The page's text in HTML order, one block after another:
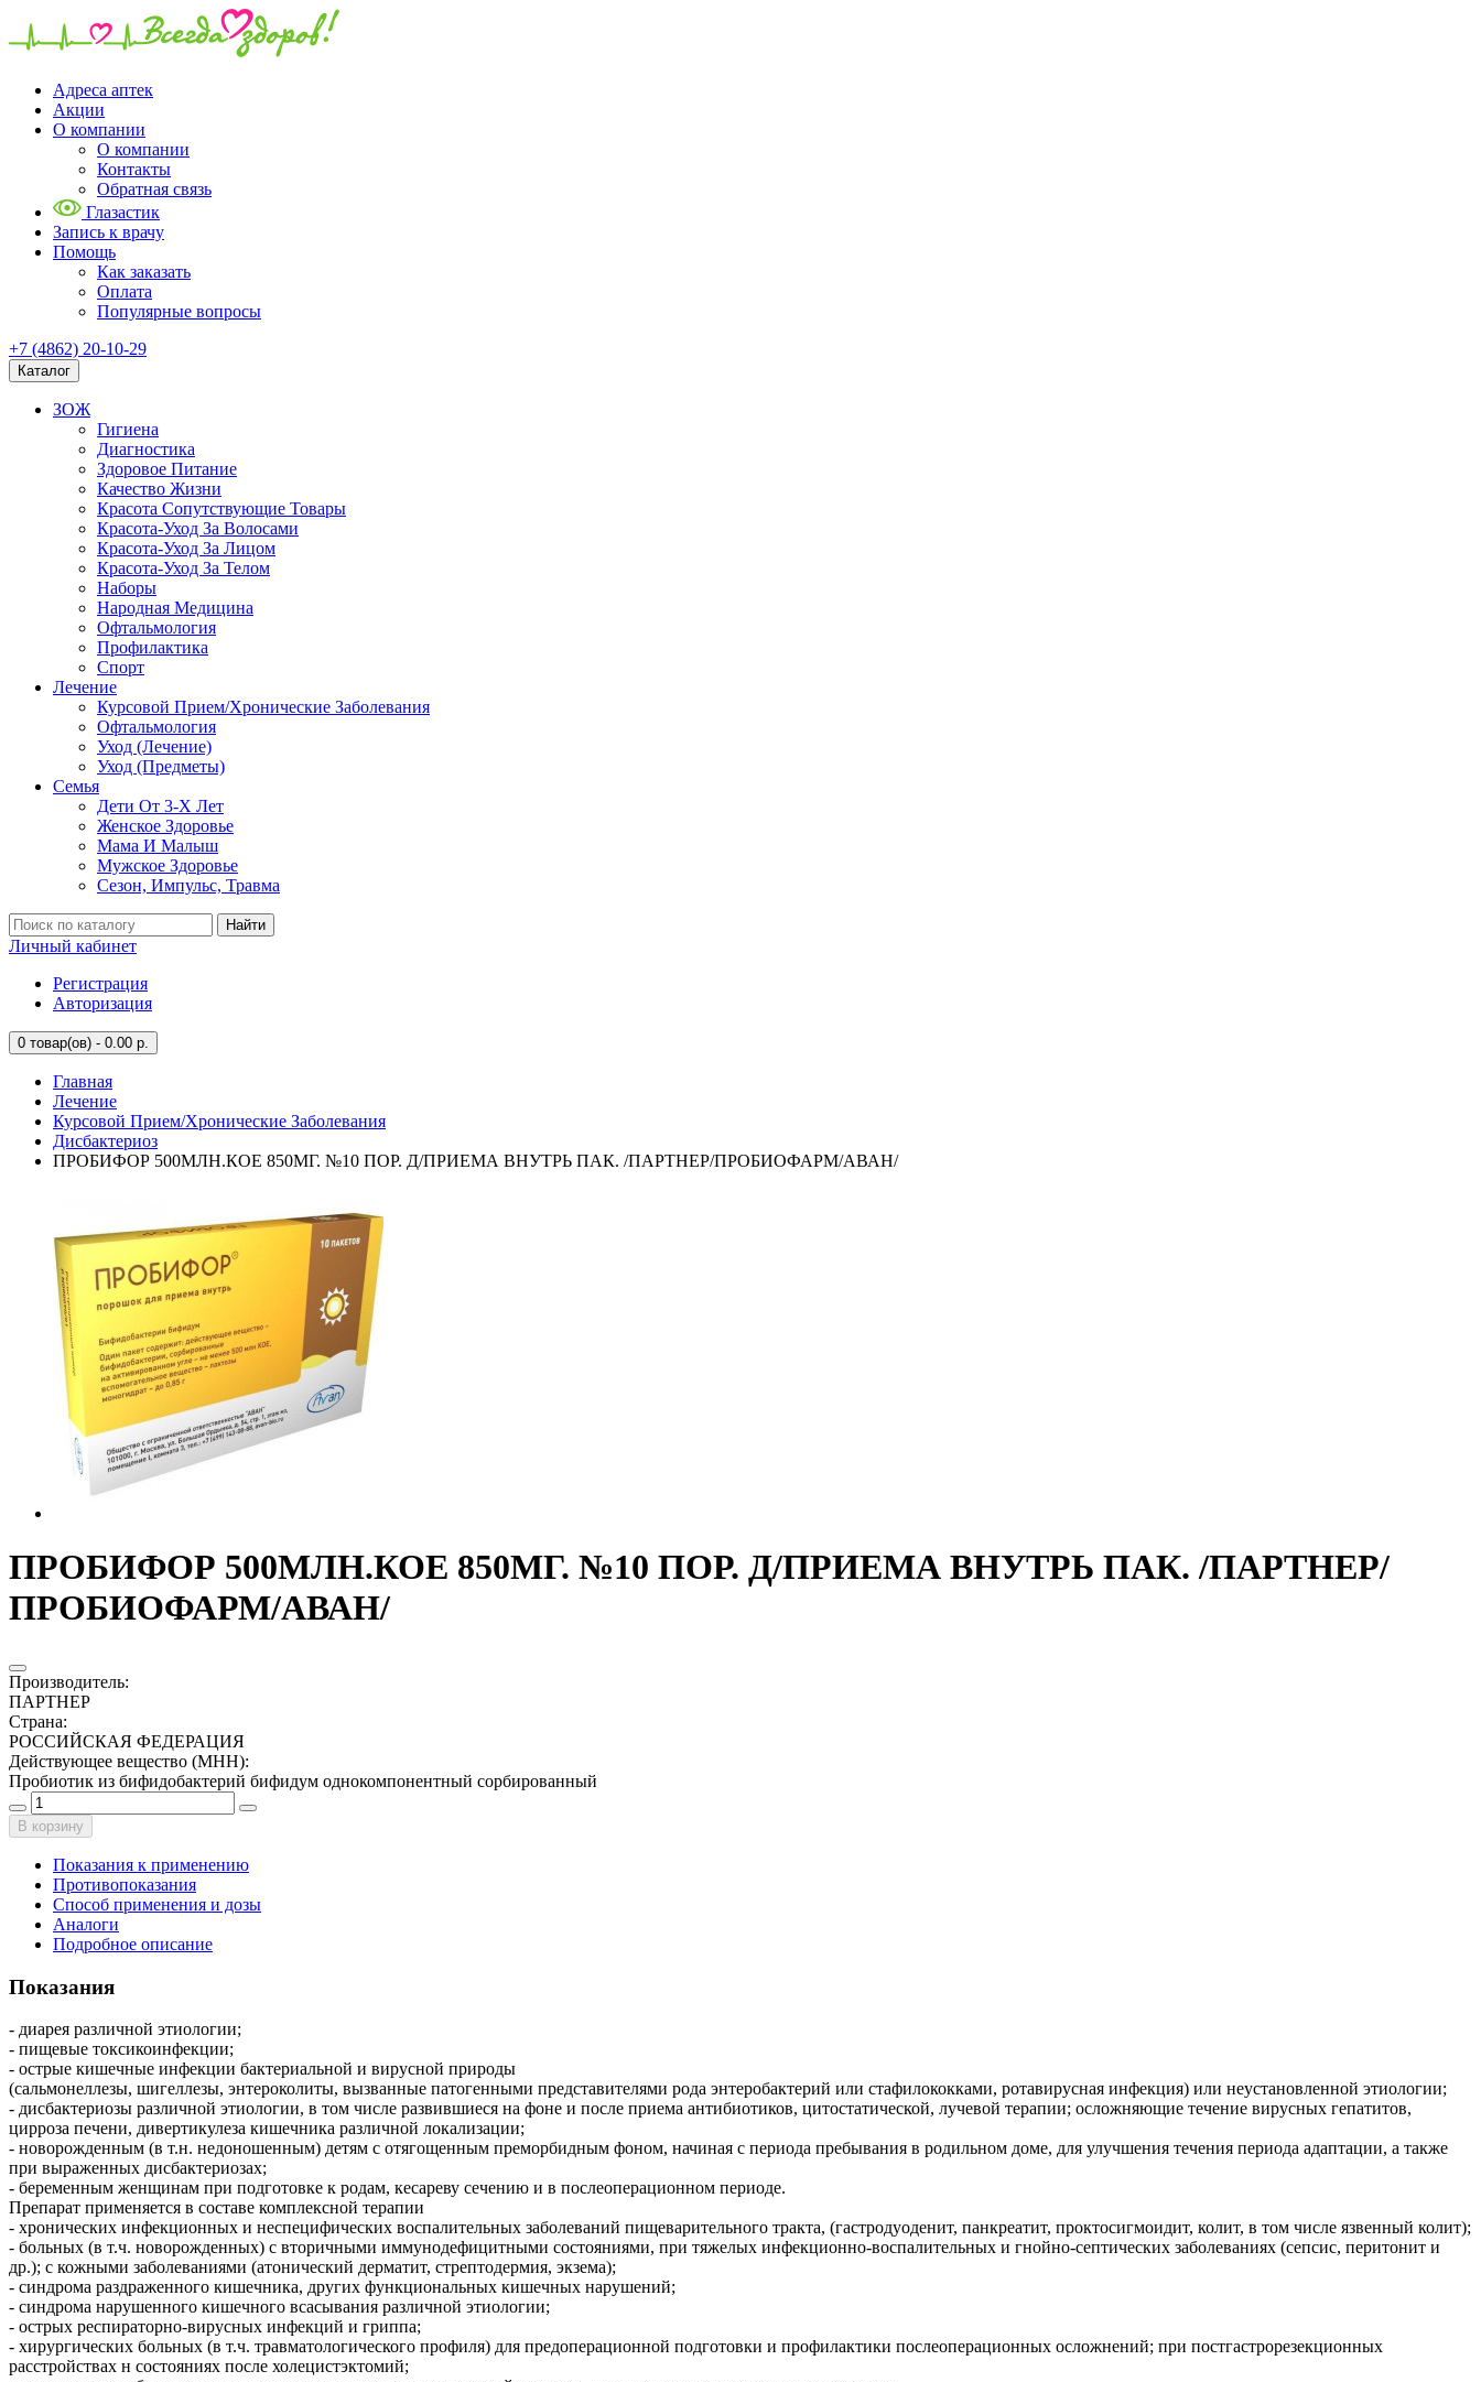
Адреса аптек
Акции
О компании
О компании
Контакты
Обратная связь
Глазастик
Запись к врачу
Помощь
Как заказать
Оплата
Популярные вопросы
+7 (4862) 20-10-29
Каталог
ЗОЖ
Гигиена
Диагностика
Здоровое Питание
Качество Жизни
Красота Сопутствующие Товары
Красота-Уход За Волосами
Красота-Уход За Лицом
Красота-Уход За Телом
Наборы
Народная Медицина
Офтальмология
Профилактика
Спорт
Лечение
Курсовой Прием/Хронические Заболевания
Офтальмология
Уход (Лечение)
Уход (Предметы)
Семья
Дети От 3-Х Лет
Женское Здоровье
Мама И Малыш
Мужское Здоровье
Сезон, Импульс, Травма
Найти
Личный кабинет
Регистрация
Авторизация
0 товар(ов) - 0.00 р.
Главная
Лечение
Курсовой Прием/Хронические Заболевания
Дисбактериоз
ПРОБИФОР 500МЛН.КОЕ 850МГ. №10 ПОР. Д/ПРИЕМА ВНУТРЬ ПАК. /ПАРТНЕР/ПРОБИОФАРМ/АВАН/
ПРОБИФОР 500МЛН.КОЕ 850МГ. №10 ПОР. Д/ПРИЕМА ВНУТРЬ ПАК. /ПАРТНЕР/
ПРОБИОФАРМ/АВАН/
Производитель:
ПАРТНЕР
Страна:
РОССИЙСКАЯ ФЕДЕРАЦИЯ
Действующее вещество (МНН):
Пробиотик из бифидобактерий бифидум однокомпонентный сорбированный
В корзину
Показания к применению
Противопоказания
Способ применения и дозы
Аналоги
Подробное описание
Показания
- диарея различной этиологии;
- пищевые токсикоинфекции;
- острые кишечные инфекции бактериальной и вирусной природы
(сальмонеллезы, шигеллезы, энтероколиты, вызванные патогенными представителями рода энтеробактерий или стафилококками, ротавирусная инфекция) или неустановленной этиологии;
- дисбактериозы различной этиологии, в том числе развившиеся на фоне и после приема антибиотиков, цитостатической, лучевой терапии; осложняющие течение вирусных гепатитов,
цирроза печени, дивертикулеза кишечника различной локализации;
- новорожденным (в т.н. недоношенным) детям с отягощенным преморбидным фоном, начиная с периода пребывания в родильном доме, для улучшения течения периода адаптации, а также
при выраженных дисбактериозах;
- беременным женщинам при подготовке к родам, кесареву сечению и в послеоперационном периоде.
Препарат применяется в составе комплексной терапии
- хронических инфекционных и неспецифических воспалительных заболеваний пищеварительного тракта, (гастродуоденит, панкреатит, проктосигмоидит, колит, в том числе язвенный колит);
- больных (в т.ч. новорожденных) с вторичными иммунодефицитными состояниями, при тяжелых инфекционно-воспалительных и гнойно-септических заболеваниях (сепсис, перитонит и
др.); с кожными заболеваниями (атонический дерматит, стрептодермия, экзема);
- синдрома раздраженного кишечника, других функциональных кишечных нарушений;
- синдрома нарушенного кишечного всасывания различной этиологии;
- острых респираторно-вирусных инфекций и гриппа;
- хирургических больных (в т.ч. травматологического профиля) для предоперационной подготовки и профилактики послеоперационных осложнений; при постгастрорезекционных
расстройствах н состояниях после холецистэктомий;